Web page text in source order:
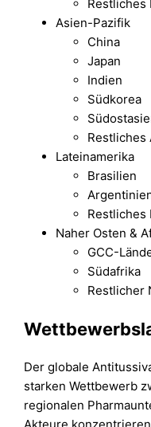
Restliches
Asien-Pazifik
China
Japan
Indien
Südkorea
Restliches
Lateinamerika
Brasilien
Restliches
Naher Osten &
GCC-
Südafrika
Restlicher
Der globale
starken Wettbewerb
regionalen